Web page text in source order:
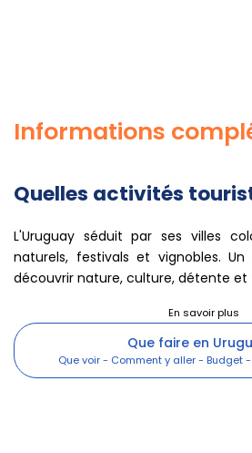
Informations
Quelles activités
L'Uruguay séduit par ses villes
naturels, festivals et vignobles.
découvrir nature, culture, détente et
Que faire en